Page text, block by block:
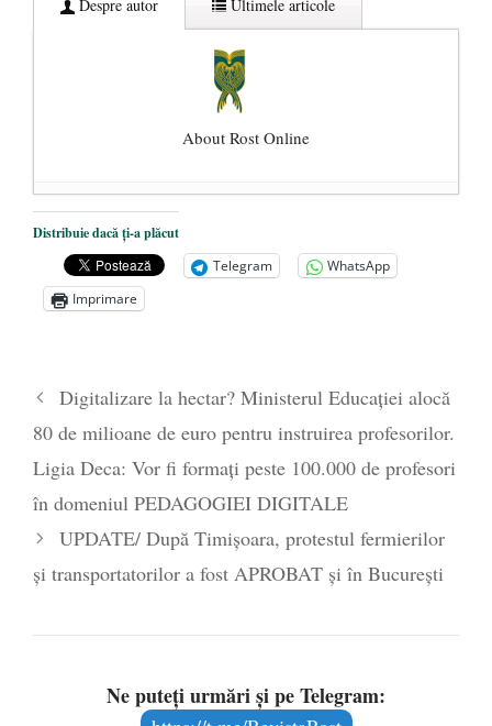
Despre autor Ultimele articole
About Rost Online
Dezvăluiri cutremurătoare despre
președintele Ucrainei, Volodymyr
Zelensky
- 13 mai 2026
Statul care servește Națiunea
poetului Octavian Goga, înlăturat din Iași
- 16 aprilie 2026
Distribuie dacă ți-a plăcut
Telegram
WhatsApp
Imprimare
Digitalizare la hectar? Ministerul Educației alocă
80 de milioane de euro pentru instruirea profesorilor.
Ligia Deca: Vor fi formați peste 100.000 de profesori
în domeniul PEDAGOGIEI DIGITALE
UPDATE/ După Timișoara, protestul fermierilor
și transportatorilor a fost APROBAT și în București
Ne puteți urmări și pe Telegram: